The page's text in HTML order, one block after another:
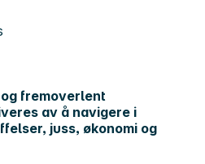
fremoverlent
av å navigere i
juss, økonomi og